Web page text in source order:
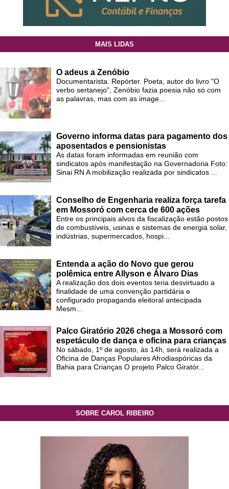
MAIS LIDAS
O adeus a Zenóbio
Documentarista. Repórter. Poeta, autor do livro "O
verbo sertanejo", Zenóbio fazia poesia não só com
as palavras, mas com as image...
Governo informa datas para pagamento dos
aposentados e pensionistas
As datas foram informadas em reunião com
sindicatos após manifestação na Governadoria Foto:
Sinai RN A mobilização realizada por sindicatos ...
Conselho de Engenharia realiza força tarefa
em Mossoró com cerca de 600 ações
Entre os principais alvos da fiscalização estão postos
de combustíveis, usinas e sistemas de energia solar,
indústrias, supermercados, hospi...
Entenda a ação do Novo que gerou
polêmica entre Allyson e Álvaro Dias
A realização dos dois eventos teria desvirtuado a
finalidade de uma convenção partidária e
configurado propaganda eleitoral antecipada
Mesm...
Palco Giratório 2026 chega a Mossoró com
espetáculo de dança e oficina para crianças
No sábado, 1º de agosto, às 14h, será realizada a
Oficina de Danças Populares Afrodiaspóricas da
Bahia para Crianças O projeto Palco Giratór...
SOBRE CAROL RIBEIRO